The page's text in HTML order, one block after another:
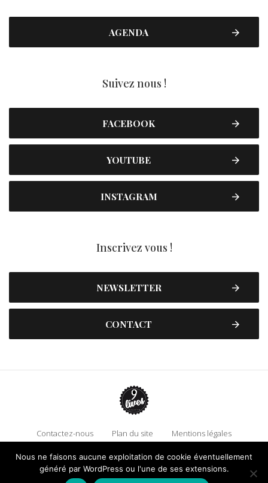
AGENDA
Suivez nous !
FACEBOOK
YOUTUBE
INSTAGRAM
Inscrivez vous !
NEWSLETTER
CONTACT
Contactez-nous Plan du site
Mentions légales
Politique de confidentialité
Adhérez à 9 Lives
Faire un don !
Nous ne faisons aucune exploitation de cookie éventuellement
généré par WordPress ou l'une de ses extensions.